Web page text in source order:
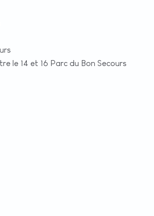
le 14 et 16 Parc du Bon Secours